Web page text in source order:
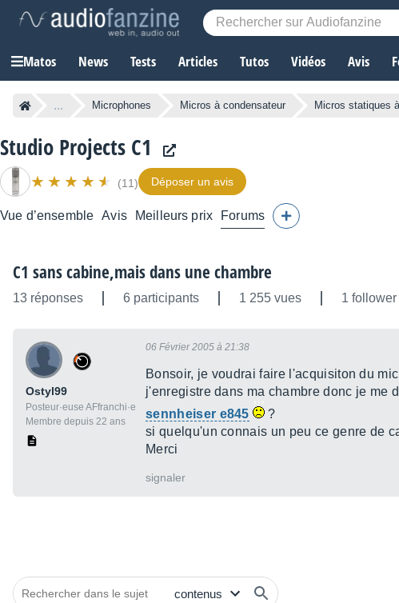
Matos News Tests Articles Tutos Vidéos Avis
... Microphones Micros à condensateur Micros statiques
Studio Projects C1
(11) Déposer un avis
Vue d’ensemble Avis Meilleurs prix Forums
C1 sans cabine,mais dans une chambre
13 réponses 6 participants 1 255 vues 1 follower
Ostyl99
Posteur·euse AFfranchi·e
Membre depuis 22 ans
06 Février 2005 à 21:38
Bonsoir, je voudrai faire l'acquisiton du
j'enregistre dans ma chambre donc je me
sennheiser e845
?
si quelqu'un connais un peu ce genre de
Merci
signaler